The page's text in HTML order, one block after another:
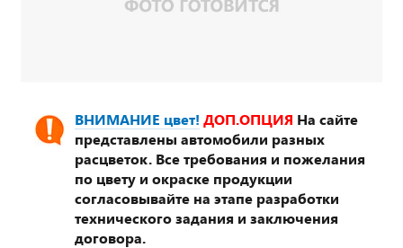
ВНИМАНИЕ цвет! ДОП.ОПЦИЯ На сайте
представлены автомобили разных
расцветок. Все требования и пожелания
по цвету и окраске продукции
согласовывайте на этапе разработки
технического задания и заключения
договора.